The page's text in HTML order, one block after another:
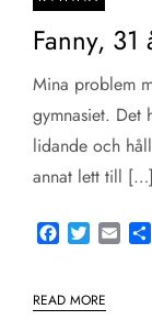
Fanny, 31
Mina problem
gymnasiet. Det
lidande och
annat lett till […]
Facebook
TwitterEmail
READ MORE